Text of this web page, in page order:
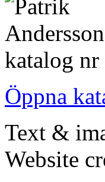
Öppna
Text &
Website